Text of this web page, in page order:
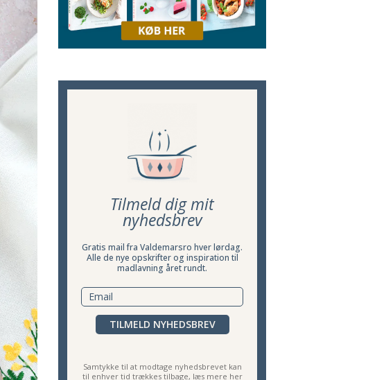
Tilmeld dig mit
nyhedsbrev
Gratis mail fra Valdemarsro hver lørdag.
Alle de nye opskrifter og inspiration til
madlavning året rundt.
TILMELD NYHEDSBREV
Samtykke til at modtage nyhedsbrevet kan
til enhver tid trækkes tilbage, læs mere her